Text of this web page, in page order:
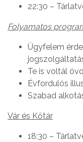
22:30 –
Folyamatos
Ügyfelem
Te is voltál
Évfordulós
Szabad
Vár és Kőtár
18:30 –